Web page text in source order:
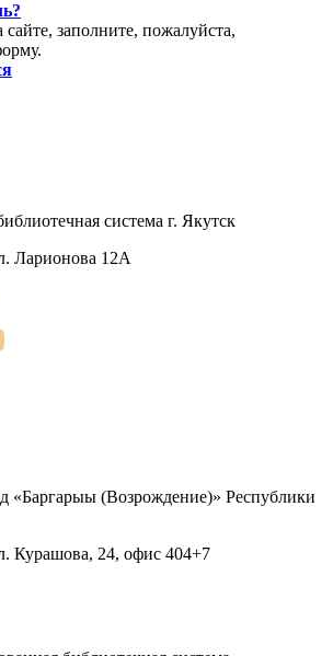
заполните, пожалуйста,
система г. Якутск
Ларионова 12А
«Баргарыы (Возрождение)» Республики
Курашова, 24, офис 404+7